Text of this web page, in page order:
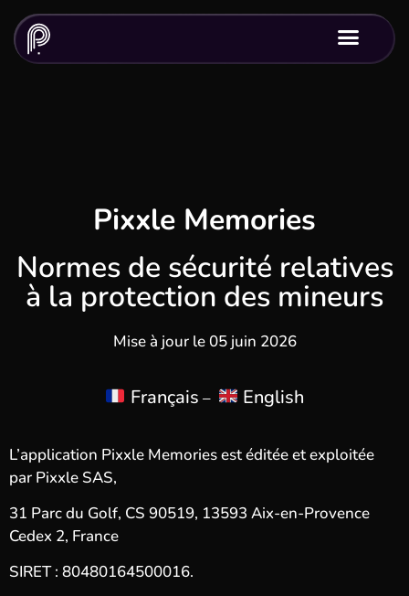
Pixxle Memories
Normes de sécurité relatives
à la protection des mineurs
Mise à jour le 05 juin 2026
Français – English
L’application Pixxle Memories est éditée et exploitée
par Pixxle SAS,
31 Parc du Golf, CS 90519, 13593 Aix-en-Provence
Cedex 2, France
SIRET : 80480164500016.